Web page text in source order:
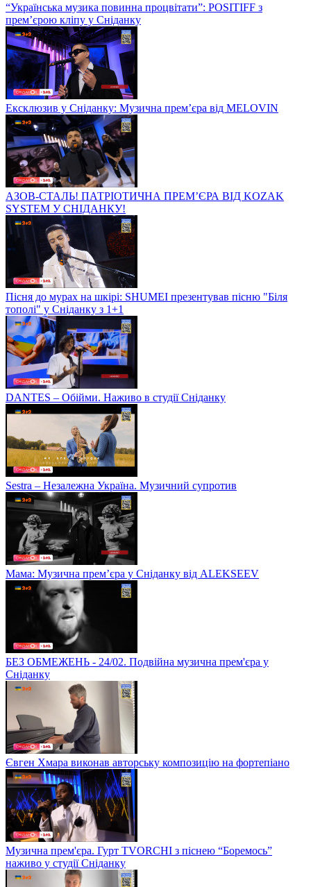
“Українська музика повинна процвітати”: POSITIFF з
прем’єрою кліпу у Сніданку
Ексклюзив у Сніданку: Музична прем’єра від MELOVIN
АЗОВ-СТАЛЬ! ПАТРІОТИЧНА ПРЕМ’ЄРА ВІД KOZAK
SYSTEM У СНІДАНКУ!
Пісня до мурах на шкірі: SHUMEI презентував пісню "Біля
тополі" у Сніданку з 1+1
DANTES – Обійми. Наживо в студії Сніданку
Sestra – Незалежна Україна. Музичний супротив
Мама: Музична прем’єра у Сніданку від ALEKSEEV
БЕЗ ОБМЕЖЕНЬ - 24/02. Подвійна музична прем'єра у
Сніданку
Євген Хмара виконав авторську композицію на фортепіано
Музична прем'єра. Гурт TVORCHI з піснею “Боремось”
наживо у студії Сніданку